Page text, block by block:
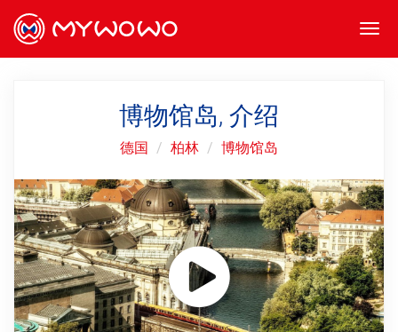
博物馆岛, 介绍
德国 柏林 博物馆岛